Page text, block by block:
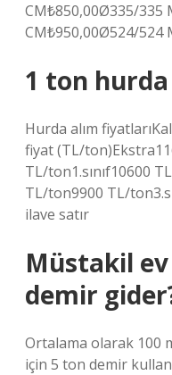
CM₺850,00Ø335/335
CM₺950,00Ø524/524
1 ton
Hurda alım
fiyat (TL/
TL/ton1.sınıf10600
TL/ton9900 TL/
ilave satır
Müstakil
demir
Ortalama olarak 100
için 5 ton demir